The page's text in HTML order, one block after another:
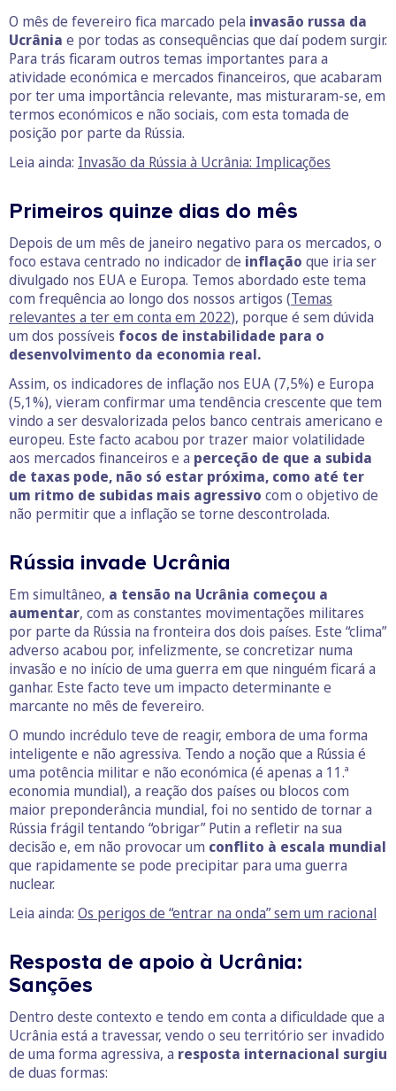
O mês de fevereiro fica marcado pela invasão russa da
Ucrânia e por todas as consequências que daí podem surgir.
Para trás ficaram outros temas importantes para a
atividade económica e mercados financeiros, que acabaram
por ter uma importância relevante, mas misturaram-se, em
termos económicos e não sociais, com esta tomada de
posição por parte da Rússia.
Leia ainda: Invasão da Rússia à Ucrânia: Implicações
Primeiros quinze dias do mês
Depois de um mês de janeiro negativo para os mercados, o
foco estava centrado no indicador de inflação que iria ser
divulgado nos EUA e Europa. Temos abordado este tema
com frequência ao longo dos nossos artigos (Temas
relevantes a ter em conta em 2022), porque é sem dúvida
um dos possíveis focos de instabilidade para o
desenvolvimento da economia real.
Assim, os indicadores de inflação nos EUA (7,5%) e Europa
(5,1%), vieram confirmar uma tendência crescente que tem
vindo a ser desvalorizada pelos banco centrais americano e
europeu. Este facto acabou por trazer maior volatilidade
aos mercados financeiros e a perceção de que a subida
de taxas pode, não só estar próxima, como até ter
um ritmo de subidas mais agressivo com o objetivo de
não permitir que a inflação se torne descontrolada.
Rússia invade Ucrânia
Em simultâneo, a tensão na Ucrânia começou a
aumentar, com as constantes movimentações militares
por parte da Rússia na fronteira dos dois países. Este “clima”
adverso acabou por, infelizmente, se concretizar numa
invasão e no início de uma guerra em que ninguém ficará a
ganhar. Este facto teve um impacto determinante e
marcante no mês de fevereiro.
O mundo incrédulo teve de reagir, embora de uma forma
inteligente e não agressiva. Tendo a noção que a Rússia é
uma potência militar e não económica (é apenas a 11.ª
economia mundial), a reação dos países ou blocos com
maior preponderância mundial, foi no sentido de tornar a
Rússia frágil tentando “obrigar” Putin a refletir na sua
decisão e, em não provocar um conflito à escala mundial
que rapidamente se pode precipitar para uma guerra
nuclear.
Leia ainda: Os perigos de “entrar na onda” sem um racional
Resposta de apoio à Ucrânia:
Sanções
Dentro deste contexto e tendo em conta a dificuldade que a
Ucrânia está a travessar, vendo o seu território ser invadido
de uma forma agressiva, a resposta internacional surgiu
de duas formas: